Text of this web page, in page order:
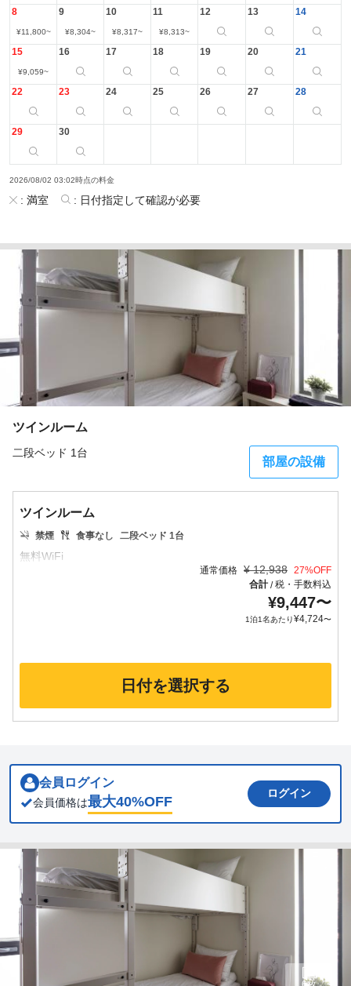
8
¥11,800~
9
¥8,304~
10
¥8,317~
11
¥8,313~
12 13 14
15
¥9,059~
16 17 18 19 20 21
22 23 24 25 26 27 28
29 30
2026/08/02 03:02時点の料金
: 満室 : 日付指定して確認が必要
ツインルーム
二段ベッド 1台
部屋の設備
ツインルーム
禁煙 食事なし 二段ベッド 1台
通常価格 ¥ 12,938 27%OFF
合計/税・手数料込
¥9,447〜
1泊1名あたり¥4,724〜
日付を選択する
会員ログイン
会員価格は最大40%OFF
ログイン